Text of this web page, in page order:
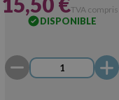
TVA
DISPONIBLE